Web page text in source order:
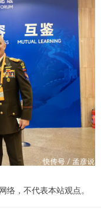
络，不代表本站观点。